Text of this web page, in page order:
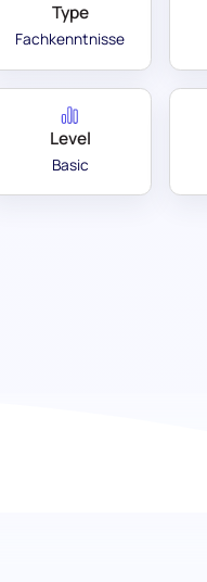
Type
Fachkenntnisse
Level
Basic